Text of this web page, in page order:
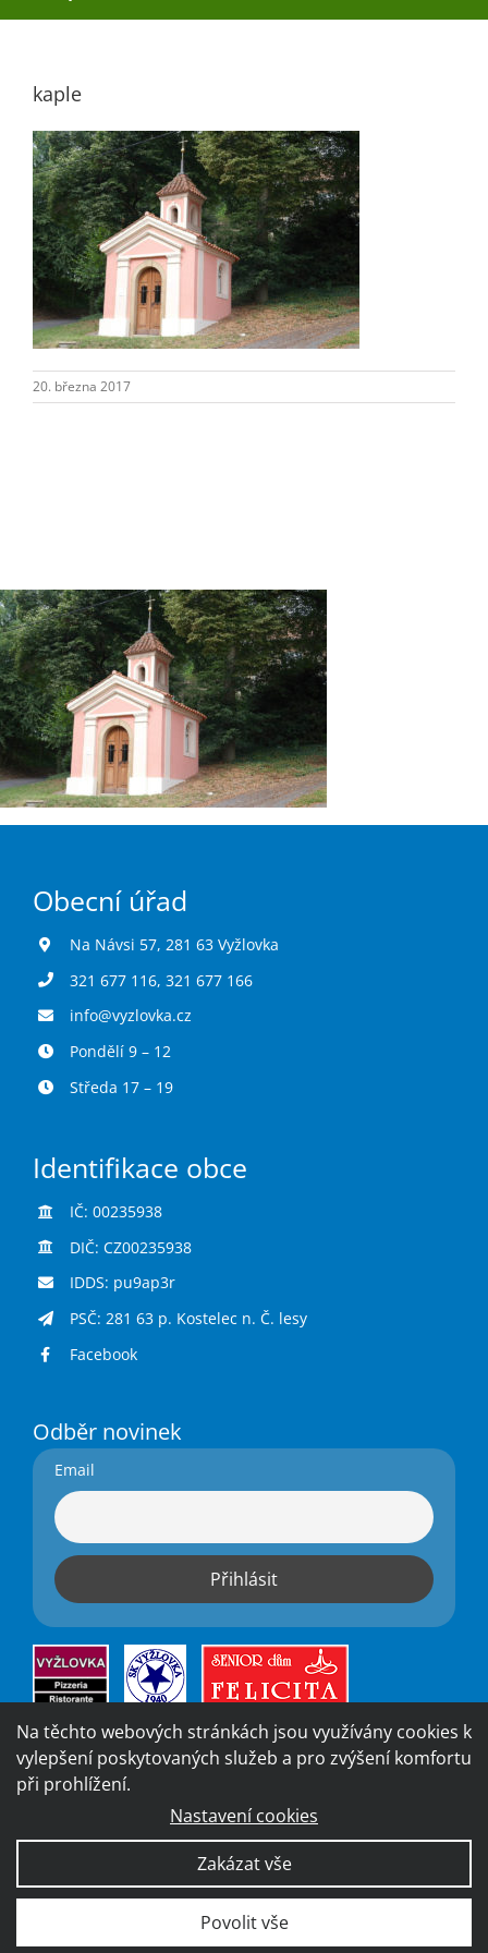
Škola
Turistika
Koupaliště
Hlášení závad
kaple
20. března 2017
Obecní úřad
Na Návsi 57, 281 63 Vyžlovka
321 677 116, 321 677 166
info@vyzlovka.cz
Pondělí 9 – 12
Středa 17 – 19
Identifikace obce
IČ: 00235938
DIČ: CZ00235938
IDDS: pu9ap3r
PSČ: 281 63 p. Kostelec n. Č. lesy
Facebook
Odběr novinek
Email
Prohlášení o přístupnosti
Na těchto webových stránkách jsou využívány cookies k
vylepšení poskytovaných služeb a pro zvýšení komfortu
při prohlížení.
Nastavení cookies
Zakázat vše
Povolit vše